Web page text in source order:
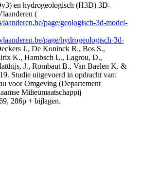
en hydrogeologisch (H3D) 3D-
(
page/geologisch-3d-model-
page/hydrogeologisch-3d-
J., De Koninck R., Bos S.,
K., Hambsch L., Lagrou, D.,
J., Rombaut B., Van Baelen K. &
Studie uitgevoerd in opdracht van:
voor Omgeving (Departement
Milieumaatschappij
286p + bijlagen.